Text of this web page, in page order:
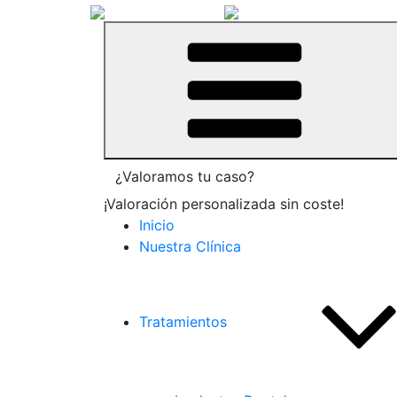
¿Valoramos tu caso?
¡Valoración personalizada sin coste!
Inicio
Nuestra Clínica
Tratamientos